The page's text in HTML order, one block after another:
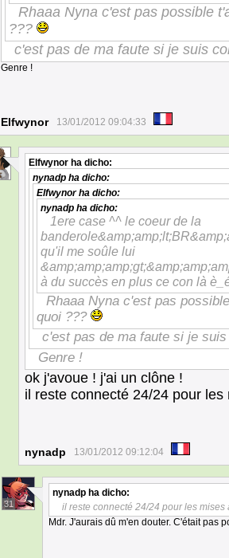
Rhaaa Nyna c'est pas possible
???
c'est pas de ma faute si je suis
Genre !
Elfwynor 13/01/2012 09:04:33
Elfwynor ha dicho:
nynadp ha dicho:
Elfwynorha dicho:
nynadp ha dicho:
1ere case ^^ le coeur de la
qu'il me soûle lui
à du succès en plus ce con là
Rhaaa Nyna c'est pas
quoi ???
c'est pas de ma faute si je
Genre !
ok j'avoue ! j'ai un clône !
il reste connecté 24/24 pour
nynadp 13/01/2012 09:12:04
31
nynadp ha dicho:
il reste connecté 24/24 pour les mises
Mdr. J'aurais dû m'en douter. C'était pas